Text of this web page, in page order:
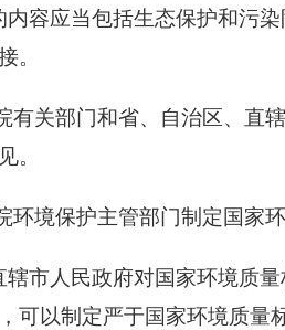
容应当包括生态保护和污
。
有关部门和省、自治区、直
。
环境保护主管部门制定国家环
市人民政府对国家环境质
可以制定严于国家环境质